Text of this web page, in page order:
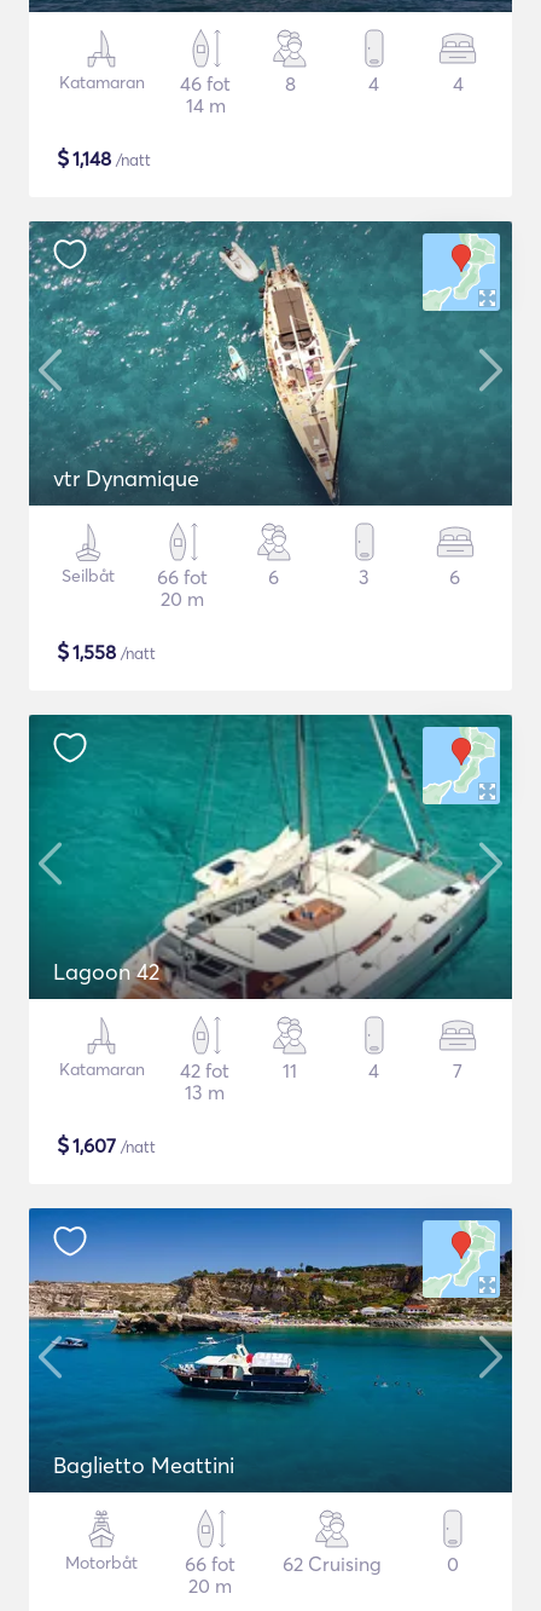
Katamaran
46 fot
14 m
8 4 4
$1,148 /natt
vtr Dynamique
Seilbåt
66 fot
20 m
6 3 6
$1,558 /natt
Lagoon 42
Katamaran
42 fot
13 m
11 4 7
$1,607 /natt
Baglietto Meattini
Motorbåt
66 fot
20 m
62 Cruising 0